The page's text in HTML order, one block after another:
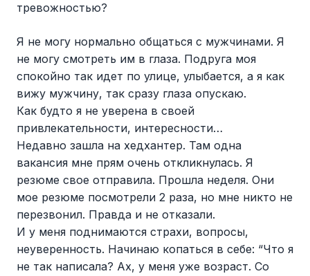
тревожностью?
Я не могу нормально общаться с мужчинами. Я
не могу смотреть им в глаза. Подруга моя
спокойно так идет по улице, улыбается, а я как
вижу мужчину, так сразу глаза опускаю.
Как будто я не уверена в своей
привлекательности, интересности…
Недавно зашла на хедхантер. Там одна
вакансия мне прям очень откликнулась. Я
резюме свое отправила. Прошла неделя. Они
мое резюме посмотрели 2 раза, но мне никто не
перезвонил. Правда и не отказали.
И у меня поднимаются страхи, вопросы,
неуверенность. Начинаю копаться в себе: “Что я
не так написала? Ах, у меня уже возраст. Со